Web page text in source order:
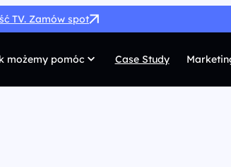
TV. Zamów spot
możemy pomóc Case Study